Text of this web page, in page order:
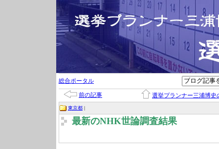
総合ポータル
前の記事 選挙プランナー三浦博史
東京都 |
最新のNHK世論調査結果